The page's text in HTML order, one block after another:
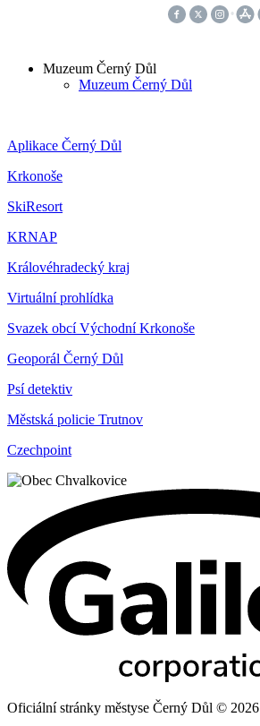
Muzeum Černý Důl
Muzeum Černý Důl
Aplikace Černý Důl
Krkonoše
SkiResort
KRNAP
Královéhradecký kraj
Virtuální prohlídka
Svazek obcí Východní Krkonoše
Geoporál Černý Důl
Psí detektiv
Městská policie Trutnov
Czechpoint
Oficiální stránky městyse Černý Důl © 2026